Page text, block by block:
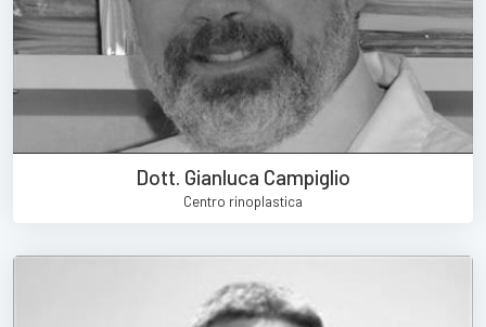
Dott. Gianluca Campiglio
Centro rinoplastica